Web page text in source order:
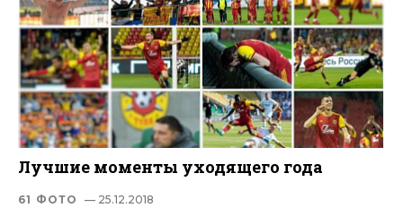
Лучшие моменты уходящего года
61 ФОТО — 25.12.2018